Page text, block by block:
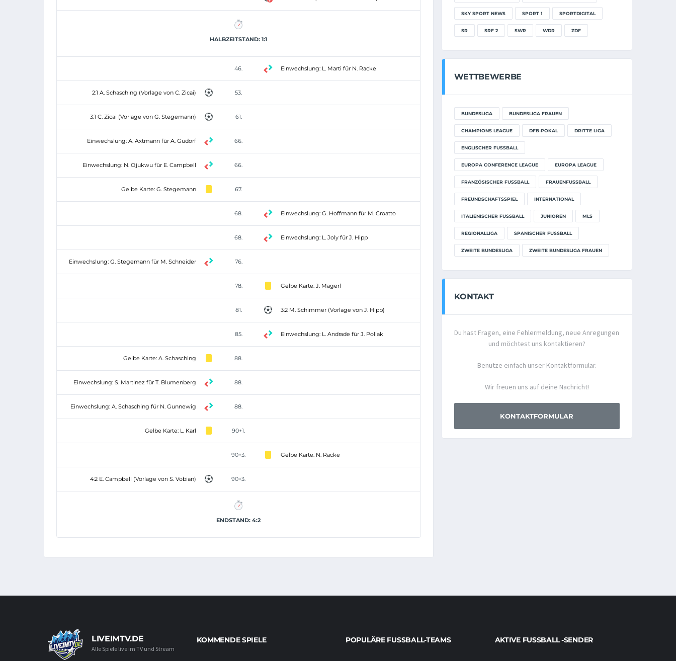
HALBZEITSTAND: 1:1
46. Einwechslung: L. Marti für N. Racke
2:1 A. Schasching (Vorlage von C. Zicai) 53.
3:1 C. Zicai (Vorlage von G. Stegemann) 61.
Einwechslung: A. Axtmann für A. Gudorf 66.
Einwechslung: N. Ojukwu für E. Campbell 66.
Gelbe Karte: G. Stegemann 67.
68. Einwechslung: G. Hoffmann für M. Croatto
68. Einwechslung: L. Joly für J. Hipp
Einwechslung: G. Stegemann für M. Schneider 76.
78. Gelbe Karte: J. Magerl
81. 3:2 M. Schimmer (Vorlage von J. Hipp)
85. Einwechslung: L. Andrade für J. Pollak
Gelbe Karte: A. Schasching 88.
Einwechslung: S. Martinez für T. Blumenberg 88.
Einwechslung: A. Schasching für N. Gunnewig 88.
Gelbe Karte: L. Karl 90+1.
90+3. Gelbe Karte: N. Racke
4:2 E. Campbell (Vorlage von S. Vobian) 90+3.
ENDSTAND: 4:2
SKY SPORT NEWS SPORT 1 SPORTDIGITAL
SR SRF 2 SWR WDR ZDF
WETTBEWERBE
BUNDESLIGA BUNDESLIGA FRAUEN
CHAMPIONS LEAGUE DFB-POKAL DRITTE LIGA
ENGLISCHER FUSSBALL
EUROPA CONFERENCE LEAGUE EUROPA LEAGUE
FRANZÖSISCHER FUSSBALL FRAUENFUSSBALL
FREUNDSCHAFTSSPIEL INTERNATIONAL
ITALIENISCHER FUSSBALL JUNIOREN MLS
REGIONALLIGA SPANISCHER FUSSBALL
ZWEITE BUNDESLIGA ZWEITE BUNDESLIGA FRAUEN
KONTAKT
Du hast Fragen, eine Fehlermeldung, neue Anregungen
und möchtest uns kontaktieren?
Benutze einfach unser Kontaktformular.
Wir freuen uns auf deine Nachricht!
KONTAKTFORMULAR
LIVEIMTV.DE
Alle Spiele live im TV und Stream
KOMMENDE SPIELE POPULÄRE FUSSBALL-TEAMS AKTIVE FUSSBALL -SENDER